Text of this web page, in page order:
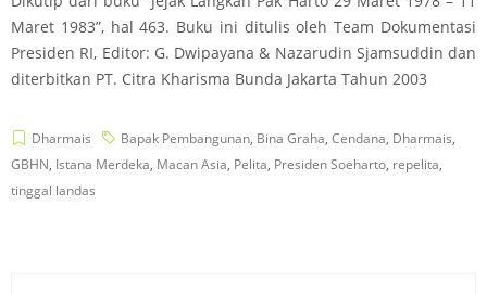
Maret 1983”, hal 463. Buku ini ditulis oleh Team Dokumentasi
Presiden RI, Editor: G. Dwipayana & Nazarudin Sjamsuddin dan
diterbitkan PT. Citra Kharisma Bunda Jakarta Tahun 2003
Dharmais Bapak Pembangunan, Bina Graha, Cendana, Dharmais,
GBHN, Istana Merdeka, Macan Asia, Pelita, Presiden Soeharto, repelita,
tinggal landas